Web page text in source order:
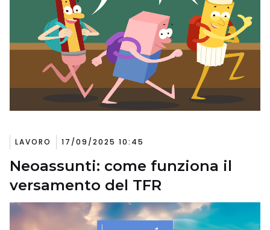
LAVORO 17/09/2025 10:45
Neoassunti: come funziona il
versamento del TFR